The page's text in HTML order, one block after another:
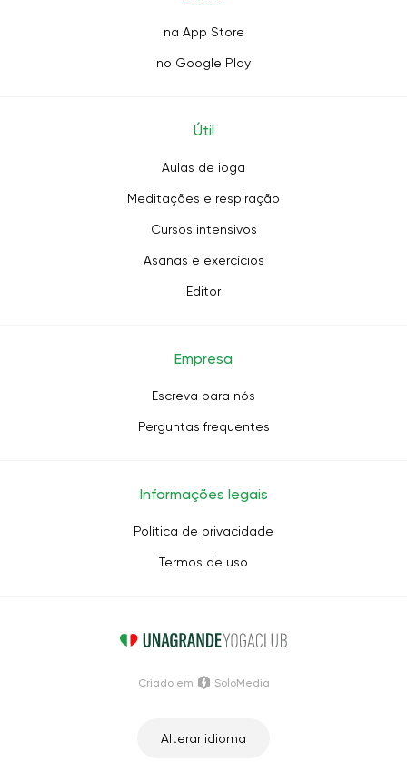
na App Store
no Google Play
Útil
Aulas de ioga
Meditações e respiração
Cursos intensivos
Asanas e exercícios
Editor
Empresa
Escreva para nós
Perguntas frequentes
Informações legais
Política de privacidade
Termos de uso
Alterar idioma
Criado em SoloMedia